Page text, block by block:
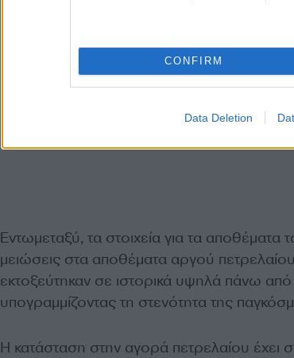
CONFIRM
Data Deletion
Εντωμεταξύ, τα στοιχεία για τα
μειώσεις στα αποθέματα αργού
εκτοξεύτηκαν σε ιστορικά υψηλά πάνω
υπογραμμίζοντας τη στενότητα της
H κατάσταση στην αγορά πετρελαίου έχει